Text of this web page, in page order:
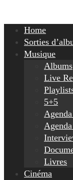
Home
Sorties
Musique
Albums
Live
5+5
Livres
Cinéma